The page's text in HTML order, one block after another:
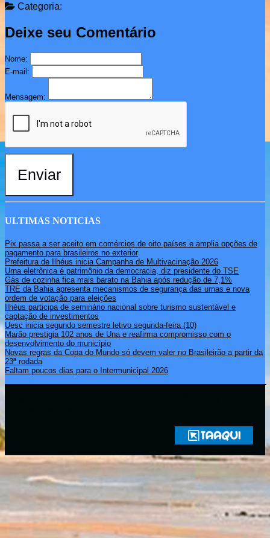
Categoria:
Deixe seu Comentário
Nome:
E-mail:
Mensagem:
Enviar
ULTIMAS NOTICIAS
Pix passa a ser aceito em comércios de oito países e amplia opções de
pagamento para brasileiros no exterior
Prefeitura de Ilhéus inicia Campanha de Multivacinação 2026
Urna eletrônica é patrimônio da democracia, diz presidente do TSE
Gás de cozinha fica mais barato na Bahia após redução de 7,1%
TRE da Bahia apresenta mecanismos de segurança das urnas e nova
ordem de votação para eleições
Ilhéus participa de seminário nacional sobre turismo sustentável e
captação de investimentos
Uesc inicia segundo semestre letivo segunda-feira (10)
Marão prestigia 102 anos de Una e reafirma compromisso com o
desenvolvimento do município
Novas regras da Copa do Mundo só devem valer no Brasileirão a partir da
23ª rodada
Faltam poucos dias para o Intermunicipal 2026